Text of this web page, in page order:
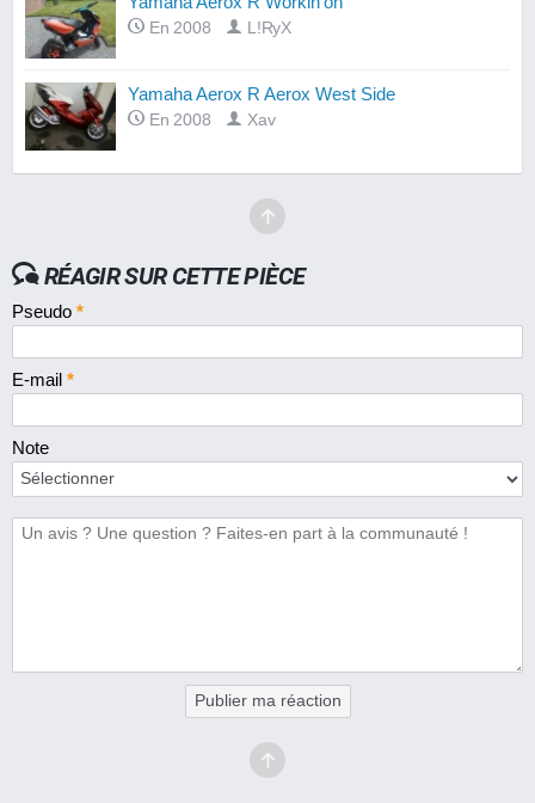
En 2008 L!RyX
Yamaha Aerox R Aerox West Side
En 2008 Xav
RÉAGIR SUR CETTE PIÈCE
Pseudo *
E-mail *
Note
Publier ma réaction